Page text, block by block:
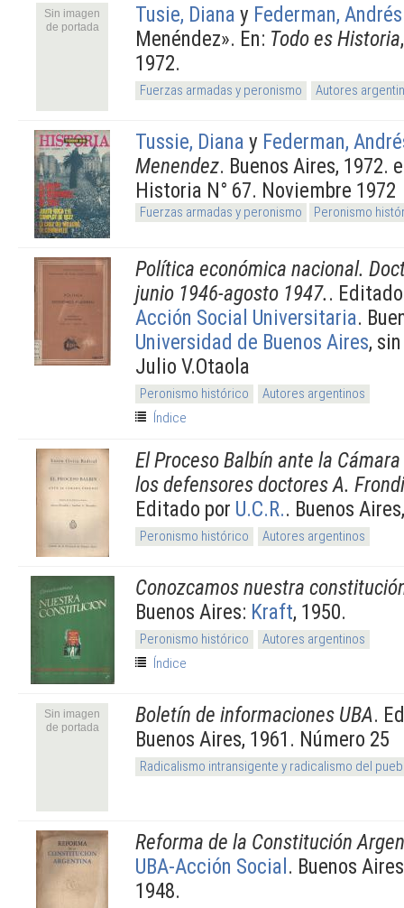
Sin imagen
de portada
Tusie, Diana y Federman, Andrés
Menéndez». En: Todo es Historia
1972.
Fuerzas armadas y peronismo Autores
Tussie, Diana y Federman,
Menendez. Buenos Aires, 1972.
Historia N° 67. Noviembre 1972
Fuerzas armadas y peronismo Peronismo
Política económica nacional.
junio 1946-agosto 1947..
Acción Social Universitaria.
Universidad de Buenos Aires,
Julio V.Otaola
Peronismo histórico
Autores argentinos
Índice
El Proceso Balbín ante la
los defensores doctores A.
Editado por U.C.R.. Buenos
Peronismo histórico Autores argentinos
Conozcamos nuestra
Buenos Aires: Kraft, 1950.
Peronismo histórico
Autores argentinos
Índice
Sin imagen
de portada
Boletín de informaciones UBA.
Buenos Aires, 1961. Número 25
Radicalismo intransigente y radicalismo del
Reforma de la Constitución
UBA-Acción Social. Buenos
1948.